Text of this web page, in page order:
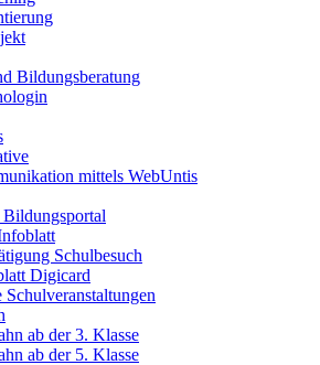
Bildungsberatung
mittels WebUntis
Schulbesuch
Digicard
Schulveranstaltungen
ab der 3. Klasse
ab der 5. Klasse